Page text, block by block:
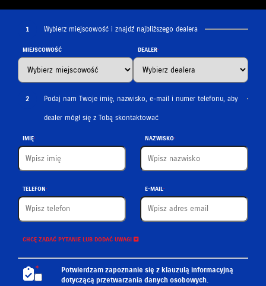
1 Wybierz miejscowość i znajdź najbliższego dealera
MIEJSCOWOŚĆ DEALER
2
Podaj nam Twoje imię, nazwisko, e-mail i numer telefonu, aby
dealer mógł się z Tobą skontaktować
IMIĘ NAZWISKO
TELEFON E-MAIL
CHCĘ ZADAĆ PYTANIE LUB DODAĆ UWAGI
Potwierdzam zapoznanie się z klauzulą informacyjną
dotyczącą przetwarzania danych osobowych.